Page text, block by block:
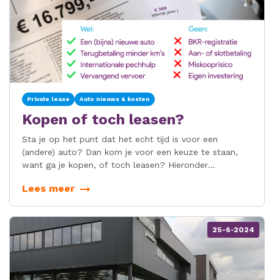
Private lease Auto nieuws & kosten
Kopen of toch leasen?
Sta je op het punt dat het echt tijd is voor een
(andere) auto? Dan kom je voor een keuze te staan,
want ga je kopen, of toch leasen? Hieronder
in je overweging.
Lees meer
25-6-2024